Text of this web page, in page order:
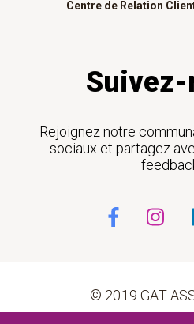
Centre de Relation
Suivez-
Rejoignez notre
sociaux et partagez
© 2019 GAT